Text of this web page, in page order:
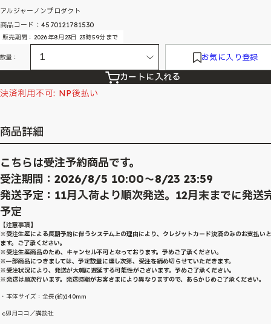
アルジャーノンプロダクト
商品コード：4570121781530
販売期間：2026年8月23日 23時59分まで
数量： お気に入り登録
カートに入れる
決済利用不可: NP後払い
商品詳細
こちらは受注予約商品です。
受注期間：2026/8/5 10:00～8/23 23:59
発送予定：11月入荷より順次発送。12月末までに発送
予定
【注意事項】
※受注生産による長期予約に伴うシステム上の理由により、クレジットカード決済のみのお支払い
ます。ご了承ください。
※受注生産商品のため、キャンセル不可となっております。予めご了承ください。
※一部商品につきましては、予定数量に達し次第、受注を締め切らせていただきます。
※受注状況により、発送が大幅に遅延する可能性がございます。予めご了承ください。
※発送は順次行います。発送時期がお客さまにより異なりますので、あらかじめご了承ください。
・本体サイズ：全長(約)140mm
c卯月ココ／講談社